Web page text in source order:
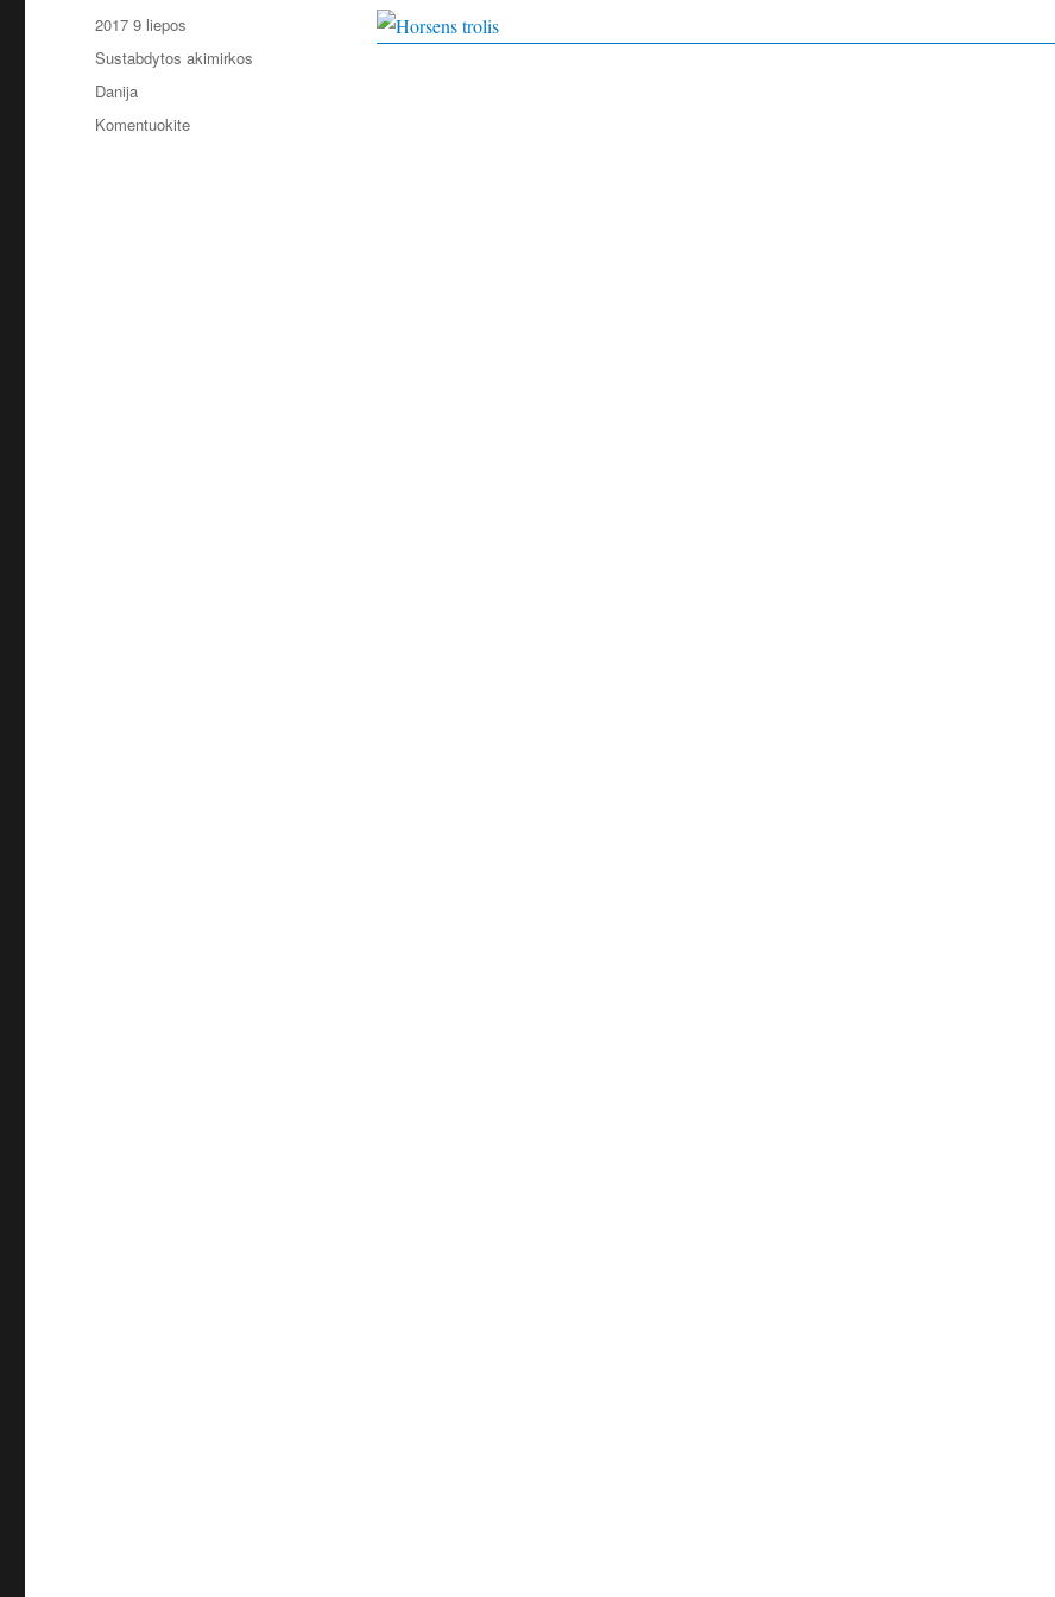
Paskelbta
2017 9 liepos
Kategorijos
Sustabdytos akimirkos
Žymos
Danija
Komentuokiteįrašą